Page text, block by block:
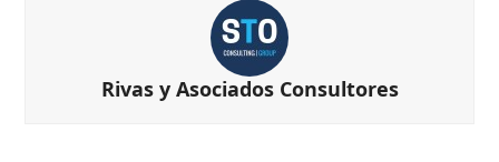
Rivas y Asociados Consultores